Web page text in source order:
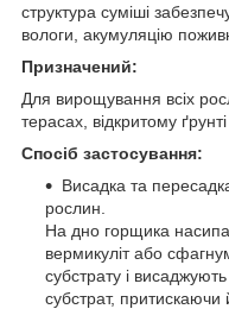
структура суміші
вологи, акумуляцію
Призначений:
Для вирощування всіх
терасах, відкритому ґрунті
Спосіб застосування:
Висадка та
рослин.
На дно горщика
вермикуліт або
субстрату і
субстрат, притискаючи